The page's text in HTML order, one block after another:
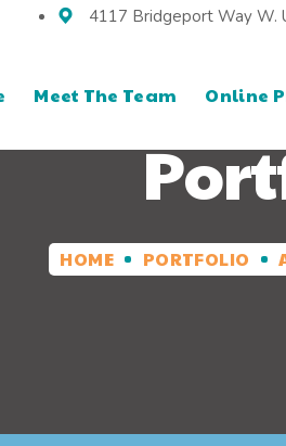
4117 Bridgeport Way W.
Meet The Team Online
HOME PORTFOLIO